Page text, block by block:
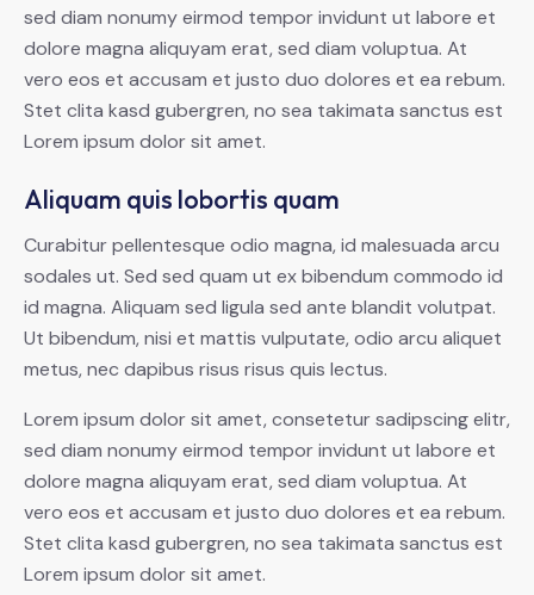
sed diam nonumy eirmod tempor invidunt ut labore et
dolore magna aliquyam erat, sed diam voluptua. At
vero eos et accusam et justo duo dolores et ea rebum.
Stet clita kasd gubergren, no sea takimata sanctus est
Lorem ipsum dolor sit amet.
Aliquam quis lobortis quam
Curabitur pellentesque odio magna, id malesuada arcu
sodales ut. Sed sed quam ut ex bibendum commodo id
id magna. Aliquam sed ligula sed ante blandit volutpat.
Ut bibendum, nisi et mattis vulputate, odio arcu aliquet
metus, nec dapibus risus risus quis lectus.
Lorem ipsum dolor sit amet, consetetur sadipscing elitr,
sed diam nonumy eirmod tempor invidunt ut labore et
dolore magna aliquyam erat, sed diam voluptua. At
vero eos et accusam et justo duo dolores et ea rebum.
Stet clita kasd gubergren, no sea takimata sanctus est
Lorem ipsum dolor sit amet.